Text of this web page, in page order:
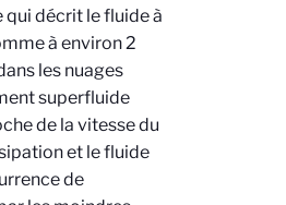
décrit le fluide à
à environ 2
les nuages
superfluide
de la vitesse du
et le fluide
de